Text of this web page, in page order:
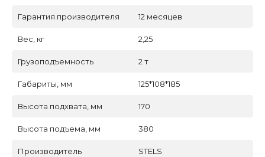
Гарантия производителя 12 месяцев
Вес, кг 2,25
Грузоподъемность 2 т
Габариты, мм 125*108*185
Высота подхвата, мм 170
Высота подъема, мм 380
Производитель STELS